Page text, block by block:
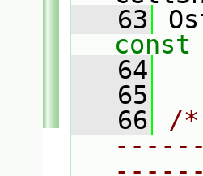
   63
const
   64
   65
   66
/